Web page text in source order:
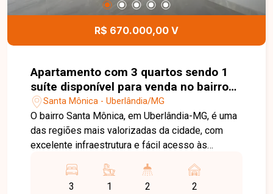
R$ 670.000,00 V
Apartamento com 3 quartos sendo 1
suíte disponível para venda no bairro
Santa Mônica em Uberlândia-MG
Santa Mônica - Uberlândia/MG
O bairro Santa Mônica, em Uberlândia-MG, é uma
das regiões mais valorizadas da cidade, com
excelente infraestrutura e fácil acesso às
universidades, supermercados, escolas,
farmácias, restaurantes e diversos serviços,
3 1 2 2